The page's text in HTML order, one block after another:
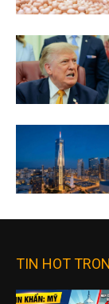
TIN HOT